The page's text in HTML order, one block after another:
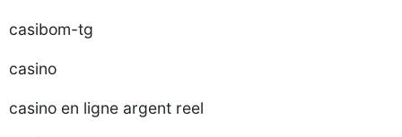
casibom-tg
casino
casino en ligne argent reel